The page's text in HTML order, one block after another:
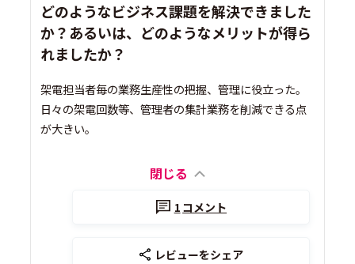
どのようなビジネス課題を解決できました
か？あるいは、どのようなメリットが得ら
れましたか？
架電担当者毎の業務生産性の把握、管理に役立った。
日々の架電回数等、管理者の集計業務を削減できる点
が大きい。
閉じる
1 コメント
レビューをシェア